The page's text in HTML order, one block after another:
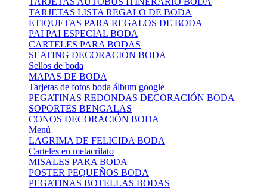
TARJETAS LISTA REGALO DE BODA
ETIQUETAS PARA REGALOS DE BODA
PAI PAI ESPECIAL BODA
CARTELES PARA BODAS
SEATING DECORACIÓN BODA
Sellos de boda
MAPAS DE BODA
Tarjetas de fotos boda álbum google
PEGATINAS REDONDAS DECORACIÓN BODA
SOPORTES BENGALAS
CONOS DECORACIÓN BODA
Menú
LAGRIMA DE FELICIDA BODA
Carteles en metacrilato
MISALES PARA BODA
POSTER PEQUEÑOS BODA
PEGATINAS BOTELLAS BODAS